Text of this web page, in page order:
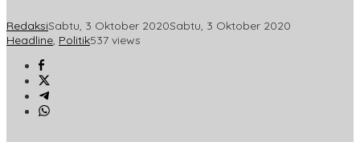
RedaksiSabtu, 3 Oktober 2020Sabtu, 3 Oktober 2020
Headline, Politik537 views